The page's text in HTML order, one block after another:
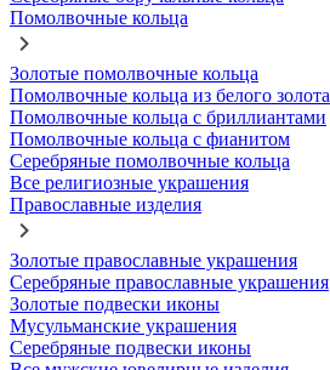
Помолвочные кольца
Золотые помолвочные кольца
Помолвочные кольца из белого золота
Помолвочные кольца с бриллиантами
Помолвочные кольца с фианитом
Серебряные помолвочные кольца
Все религиозные украшения
Православные изделия
Золотые православные украшения
Серебряные православные украшения
Золотые подвески иконы
Мусульманские украшения
Серебряные подвески иконы